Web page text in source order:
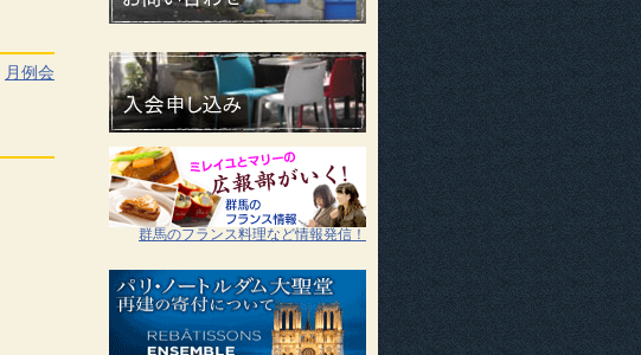
月例会
群馬のフランス料理など情報発信！